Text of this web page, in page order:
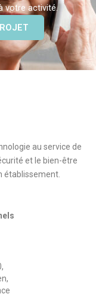
votre activité.
au service de
et le bien-être
établissement.